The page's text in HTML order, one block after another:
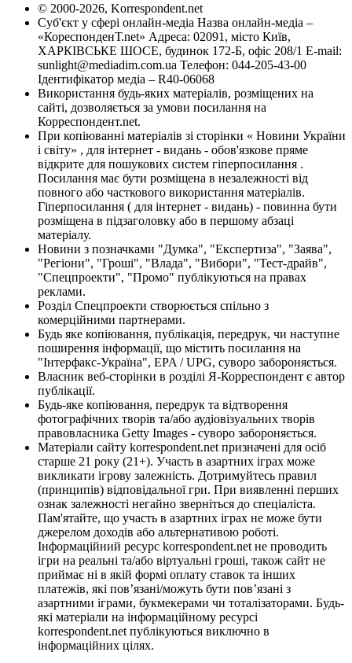
© 2000-2026, Korrespondent.net
Суб'єкт у сфері онлайн-медіа Назва онлайн-медіа –
«КореспонденТ.net» Адреса: 02091, місто Київ,
ХАРКІВСЬКЕ ШОСЕ, будинок 172-Б, офіс 208/1 E-mail:
sunlight@mediadim.com.ua Телефон: 044-205-43-00
Ідентифікатор медіа – R40-06068
Використання будь-яких матеріалів, розміщених на
сайті, дозволяється за умови посилання на
Корреспондент.net.
При копіюванні матеріалів зі сторінки « Новини України
і світу» , для інтернет - видань - обов'язкове пряме
відкрите для пошукових систем гіперпосилання .
Посилання має бути розміщена в незалежності від
повного або часткового використання матеріалів.
Гіперпосилання ( для інтернет - видань) - повинна бути
розміщена в підзаголовку або в першому абзаці
матеріалу.
Новини з позначками "Думка", "Експертиза", "Заява",
"Регіони", "Гроші", "Влада", "Вибори", "Тест-драйв",
"Спецпроекти", "Промо" публікуються на правах
реклами.
Розділ Спецпроекти створюється спільно з
комерційними партнерами.
Будь яке копіювання, публікація, передрук, чи наступне
поширення інформації, що містить посилання на
"Інтерфакс-Україна", EPA / UPG, суворо забороняється.
Власник веб-сторінки в розділі Я-Корреспондент є автор
публікації.
Будь-яке копіювання, передрук та відтворення
фотографічних творів та/або аудіовізуальних творів
правовласника Getty Images - суворо забороняється.
Матеріали сайту korrespondent.net призначені для осіб
старше 21 року (21+). Участь в азартних іграх може
викликати ігрову залежність. Дотримуйтесь правил
(принципів) відповідальної гри. При виявленні перших
ознак залежності негайно зверніться до спеціаліста.
Пам'ятайте, що участь в азартних іграх не може бути
джерелом доходів або альтернативою роботі.
Інформаційний ресурс korrespondent.net не проводить
ігри на реальні та/або віртуальні гроші, також сайт не
приймає ні в якій формі оплату ставок та інших
платежів, які пов’язані/можуть бути пов’язані з
азартними іграми, букмекерами чи тоталізаторами. Будь-
які матеріали на інформаційному ресурсі
korrespondent.net публікуються виключно в
інформаційних цілях.